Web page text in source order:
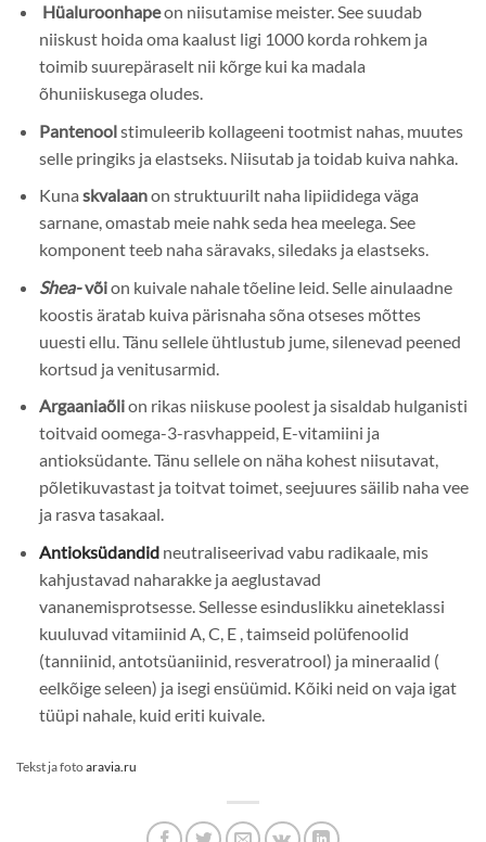
Hüaluroonhapeon niisutamise meister. See suudab
niiskust hoida oma kaalust ligi 1000 korda rohkem ja
toimib suurepäraselt nii kõrge kui ka madala
õhuniiskusega oludes.
Pantenoolstimuleerib kollageeni tootmist nahas, muutes
selle pringiks ja elastseks. Niisutab ja toidab kuiva nahka.
Kuna skvalaanon struktuurilt naha lipiididega väga
sarnane, omastab meie nahk seda hea meelega. See
komponent teeb naha säravaks, siledaks ja elastseks.
Shea-võion kuivale nahale tõeline leid. Selle ainulaadne
koostis äratab kuiva pärisnaha sõna otseses mõttes
uuesti ellu. Tänu sellele ühtlustub jume, silenevad peened
kortsud ja venitusarmid.
Argaaniaõlion rikas niiskuse poolest ja sisaldab hulganisti
toitvaid oomega-3-rasvhappeid, E-vitamiini ja
antioksüdante. Tänu sellele on näha kohest niisutavat,
põletikuvastast ja toitvat toimet, seejuures säilib naha vee
ja rasva tasakaal.
Antioksüdandidneutraliseerivad vabu radikaale, mis
kahjustavad naharakke ja aeglustavad
vananemisprotsesse. Sellesse esinduslikku aineteklassi
kuuluvad vitamiinid A, C, E , taimseid polüfenoolid
(tanniinid, antotsüaniinid, resveratrool) ja mineraalid (
eelkõige seleen) ja isegi ensüümid. Kõiki neid on vaja igat
tüüpi nahale, kuid eriti kuivale.
Tekst ja fotoaravia.ru